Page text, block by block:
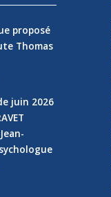
proposé
Thomas
juin 2026